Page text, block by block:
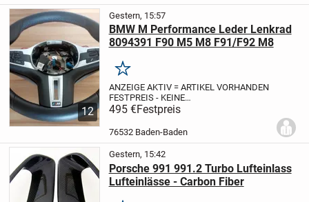
drei...
12
Gestern, 15:57
BMW M Performance Leder Lenkrad
8094391 F90 M5 M8 F91/F92 M8
Merken
ANZEIGE AKTIV = ARTIKEL VORHANDEN
FESTPREIS - KEINE
PREISREDUZIERUNG
Enthusiasten besteht das richtige
Sportlenkrad aus einem handfesten
echtem Leder...
495 €Festpreis
76532 Baden-Baden
Gestern, 15:42
Porsche 991 991.2 Turbo Lufteinlass
Lufteinlässe - Carbon Fiber